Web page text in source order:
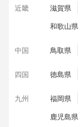
近畿 滋賀県
和歌山県
中国 鳥取県
四国 徳島県
九州 福岡県
鹿児島県